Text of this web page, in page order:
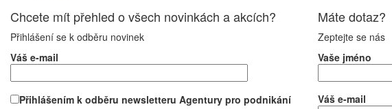
Chcete mít přehled o všech novinkách a akcích?
Přihlášení se k odběru novinek
Váš e-mail
Přihlášením k odběru newsletteru Agentury pro podnikání
Máte dotaz?
Zeptejte se nás
Vaše jméno
Váš e-mail